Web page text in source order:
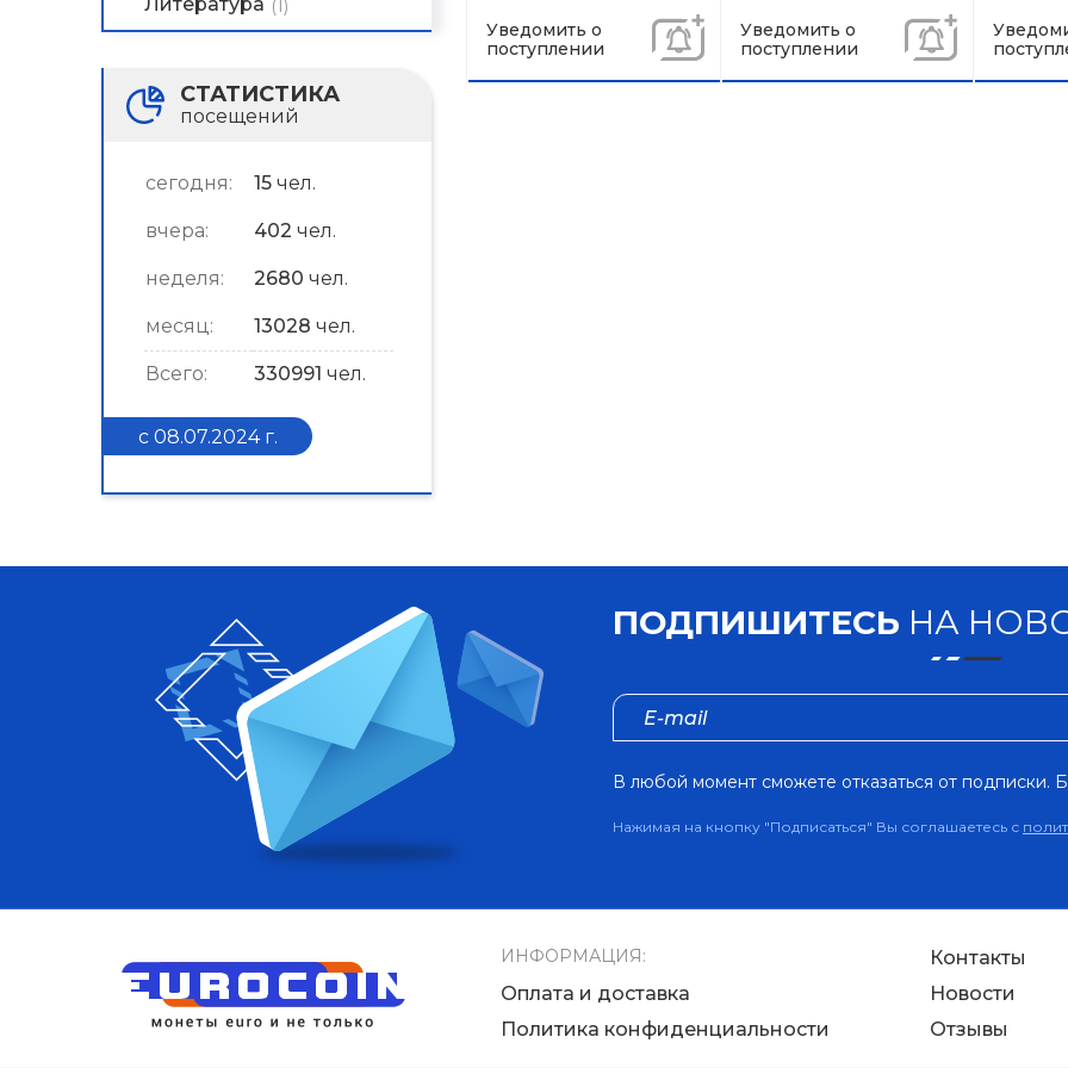
(1)
СТАТИСТИКА
посещений
сегодня: 15 чел.
вчера: 402 чел.
неделя: 2680 чел.
месяц: 13028 чел.
Всего: 330991 чел.
с 08.07.2024 г.
Уведомить о
поступлении
Уведомить о
поступлении
ПОДПИШИТЕСЬ НА
В любой момент сможете отказаться от подписки.
Нажимая на кнопку "Подписаться" Вы соглашаетесь с
ИНФОРМАЦИЯ:
Контакты
Оплата и доставка
Новости
Политика конфиденциальности
Отзывы